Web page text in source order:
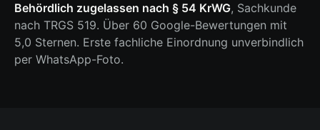
Behördlich zugelassen nach § 54 KrWG, Sachkunde
nach TRGS 519. Über 60 Google-Bewertungen mit
5,0 Sternen. Erste fachliche Einordnung unverbindlich
per WhatsApp-Foto.